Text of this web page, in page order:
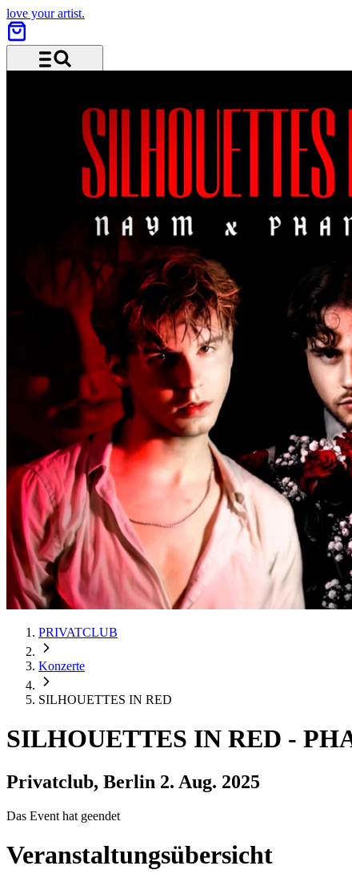
love your artist.
PRIVATCLUB
Konzerte
SILHOUETTES IN RED
SILHOUETTES IN RED -
Privatclub, Berlin 2. Aug. 2025
Das Event hat geendet
Veranstaltungsübersicht